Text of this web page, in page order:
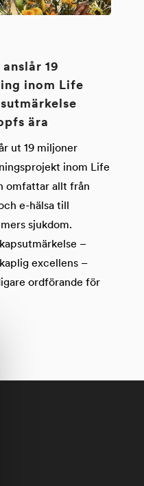
19
inom Life
ära
ut 19 miljoner
inom Life
omfattar allt från
e-hälsa till
sjukdom.
–
excellens –
ordförande för